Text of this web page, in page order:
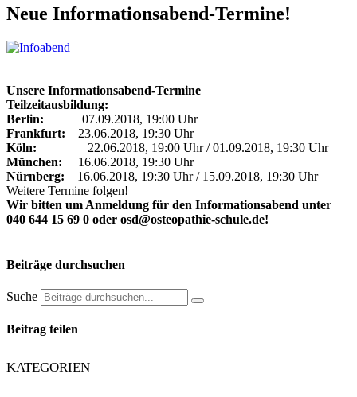
Neue Informationsabend-Termine!
Unsere Informationsabend-Termine
Teilzeitausbildung:
Berlin: 07.09.2018, 19:00 Uhr
Frankfurt: 23.06.2018, 19:30 Uhr
Köln: 22.06.2018, 19:00 Uhr / 01.09.2018, 19:30 Uhr
München: 16.06.2018, 19:30 Uhr
Nürnberg: 16.06.2018, 19:30 Uhr / 15.09.2018, 19:30 Uhr
Weitere Termine folgen!
Wir bitten um Anmeldung für den Informationsabend unter
040 644 15 69 0 oder osd@osteopathie-schule.de!
Beiträge durchsuchen
Suche
Beitrag teilen
KATEGORIEN